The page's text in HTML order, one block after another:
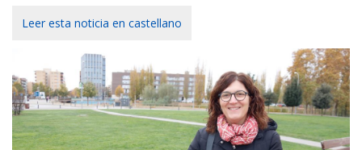
Leer esta noticia en castellano